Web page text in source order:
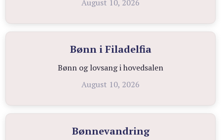
August 10, 2026
Bønn i Filadelfia
Bønn og lovsang i hovedsalen
August 10, 2026
Bønnevandring